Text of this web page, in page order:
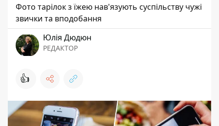
Фото тарілок з їжею нав'язують суспільству чужі
звички та вподобання
Юлія Дюдюн
РЕДАКТОР
👍